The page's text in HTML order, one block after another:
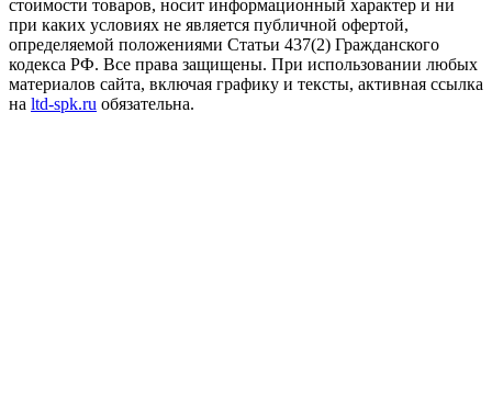
стоимости товаров, носит информационный характер и ни
при каких условиях не является публичной офертой,
определяемой положениями Статьи 437(2) Гражданского
кодекса РФ. Все права защищены. При использовании любых
материалов сайта, включая графику и тексты, активная ссылка
на ltd-spk.ru обязательна.